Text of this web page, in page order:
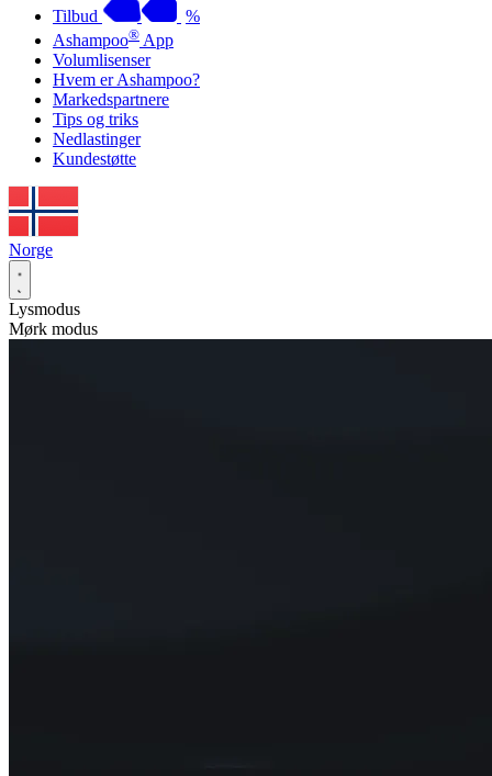
Tilbud
%
Ashampoo® App
Volumlisenser
Hvem er Ashampoo?
Markedspartnere
Tips og triks
Nedlastinger
Kundestøtte
Norge
Lysmodus
Mørk modus